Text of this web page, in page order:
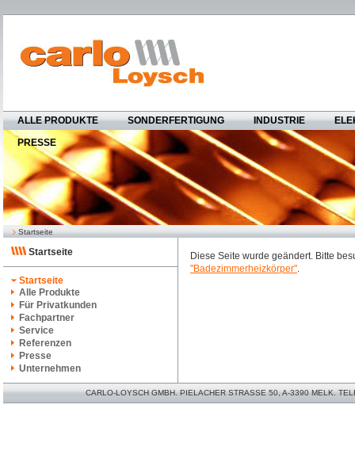
ALLE PRODUKTE SONDERFERTIGUNG INDUSTRIE
PRESSE
Startseite
Startseite
Startseite
Alle Produkte
Für Privatkunden
Fachpartner
Service
Referenzen
Presse
Unternehmen
Diese Seite wurde geändert. Bitte
"Badezimmerheizkörper".
CARLO-LOYSCH GMBH. PIELACHER STRASSE 50, A-3390 MELK.